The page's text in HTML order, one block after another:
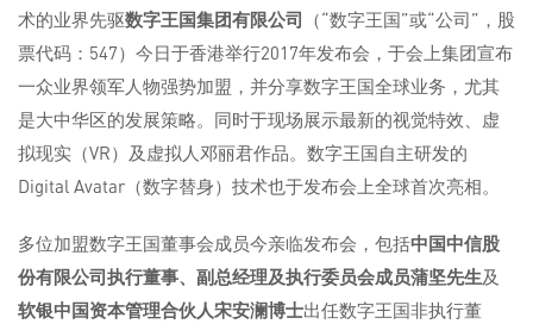
术的业界先驱数字王国集团有限公司 （“数字王国”或“公司”，股
票代码：547）今日于香港举行2017年发布会，于会上集团宣布
一众业界领军人物强势加盟，并分享数字王国全球业务，尤其
是大中华区的发展策略。同时于现场展示最新的视觉特效、虚
拟现实（VR）及虚拟人邓丽君作品。数字王国自主研发的
Digital Avatar（数字替身）技术也于发布会上全球首次亮相。
多位加盟数字王国董事会成员今亲临发布会，包括中国中信股
份有限公司执行董事、副总经理及执行委员会成员蒲坚先生及
软银中国资本管理合伙人宋安澜博士出任数字王国非执行董